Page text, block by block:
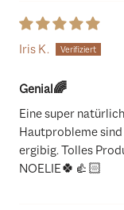
Iris K.
Genial🌈
Eine super
Hautprobleme
ergibig. Tolles
NOELIE🍀👍🏻